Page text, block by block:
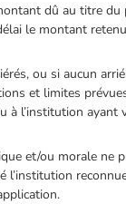
dû au titre
le montant
ou si aucun
et limites
l’institution ayant
et/ou morale ne